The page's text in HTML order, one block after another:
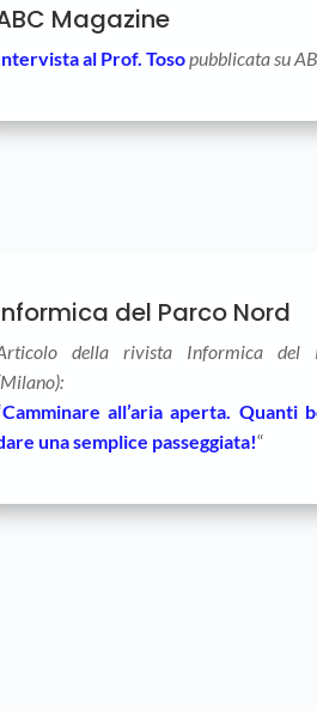
Magazine
al Prof. Toso pubblicata su
del Parco Nord
della rivista Informica del
Camminare all’aria aperta. Quanti
una semplice passeggiata!“